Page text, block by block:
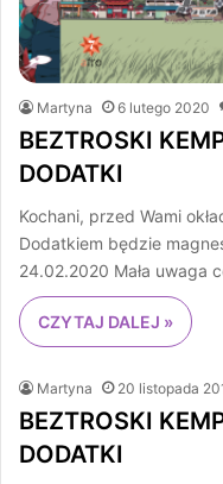
Martyna 6 lutego 2020
BEZTROSKI
DODATKI
Kochani, przed Wami
Dodatkiem będzie
24.02.2020 Mała uwaga
CZYTAJ DALEJ »
Martyna 20 listopada
BEZTROSKI
DODATKI